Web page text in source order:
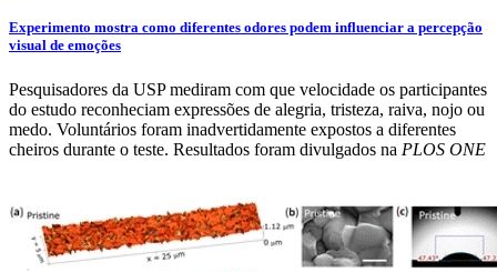
Experimento mostra como diferentes odores podem influenciar a percepção
visual de emoções
Pesquisadores da USP mediram com que velocidade os participantes
do estudo reconheciam expressões de alegria, tristeza, raiva, nojo ou
medo. Voluntários foram inadvertidamente expostos a diferentes
cheiros durante o teste. Resultados foram divulgados na PLOS ONE